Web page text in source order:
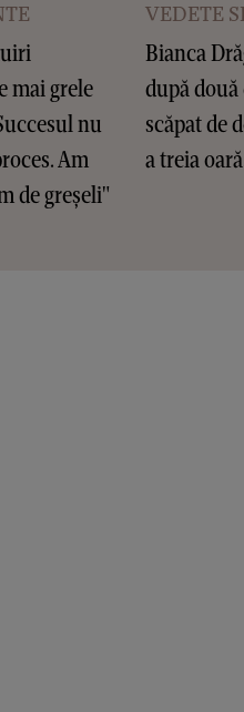
mai grele
nu
Am
de greșeli"
VEDETE
Bianca
după
scăpat de
a treia